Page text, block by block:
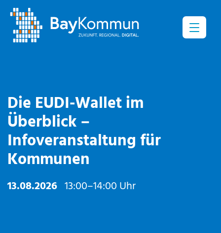
Menü
Die EUDI-Wallet im
Überblick –
Infoveranstaltung für
Kommunen
13.08.2026 13:00–14:00 Uhr